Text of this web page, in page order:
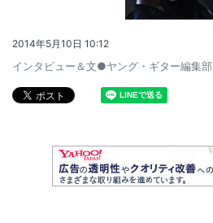
2014年5月10日 10:12
インタビュー＆文●ヤング・ギター編集部